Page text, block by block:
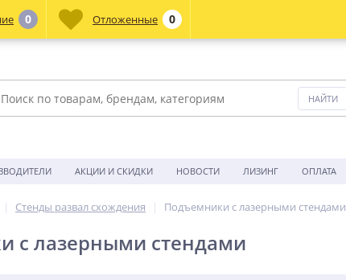
АКЦИИ И СКИДКИ НОВОСТИ ЛИЗИНГ ОПЛАТА
Стенды развал схождения Подъемники с лазерными стендами
с лазерными стендами
0 Отложенные 0